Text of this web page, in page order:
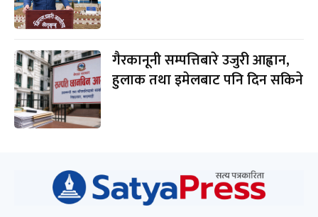
गैरकानूनी सम्पत्तिबारे उजुरी आह्वान,
हुलाक तथा इमेलबाट पनि दिन सकिने